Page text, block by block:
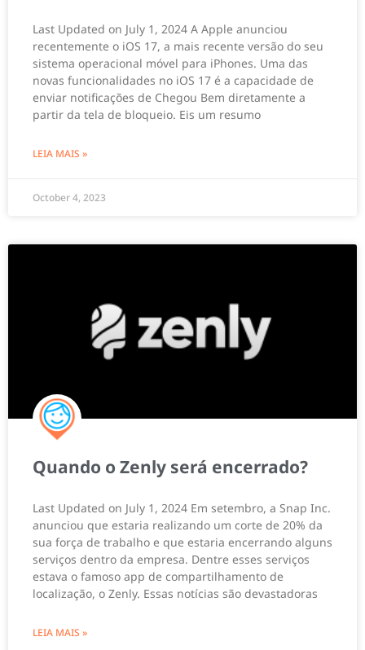
Last Updated on July 1, 2024 A Apple anunciou
recentemente o iOS 17, a mais recente versão do seu
sistema operacional móvel para iPhones. Uma das
novas funcionalidades no iOS 17 é a capacidade de
enviar notificações de Chegou Bem diretamente a
partir da tela de bloqueio. Eis um resumo
LEIA MAIS »
October 4, 2023
Quando o Zenly será encerrado?
Last Updated on July 1, 2024 Em setembro, a Snap Inc.
anunciou que estaria realizando um corte de 20% da
sua força de trabalho e que estaria encerrando alguns
serviços dentro da empresa. Dentre esses serviços
estava o famoso app de compartilhamento de
localização, o Zenly. Essas notícias são devastadoras
LEIA MAIS »